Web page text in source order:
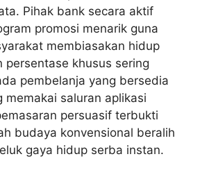
Pihak bank secara aktif
promosi menarik guna
membiasakan hidup
persentase khusus sering
pembelanja yang bersedia
memakai saluran aplikasi
persuasif terbukti
budaya konvensional beralih
gaya hidup serba instan.